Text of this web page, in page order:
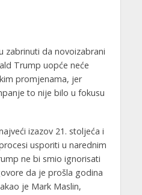
zabrinuti da novoizabrani
Trump uopće neće
promjenama, jer
to nije bilo u fokusu
izazov 21. stoljeća i
usporiti u narednim
ne bi smio ignorisati
da je prošla godina
je Mark Maslin,